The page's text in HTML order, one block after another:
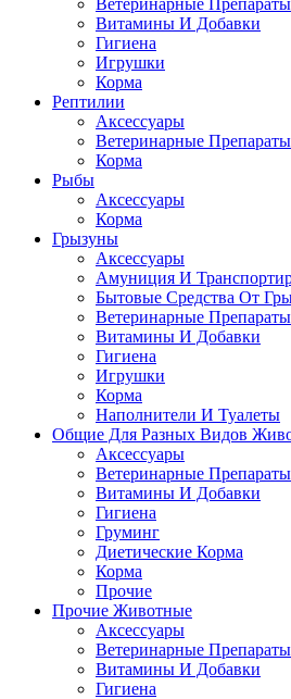
Ветеринарные Препараты
Витамины И Добавки
Гигиена
Игрушки
Корма
Рептилии
Аксессуары
Ветеринарные Препараты
Корма
Рыбы
Аксессуары
Корма
Грызуны
Аксессуары
Амуниция И
Бытовые Средства От
Ветеринарные Препараты
Витамины И Добавки
Гигиена
Игрушки
Корма
Наполнители И Туалеты
Общие Для Разных Видов
Аксессуары
Ветеринарные Препараты
Витамины И Добавки
Гигиена
Груминг
Диетические Корма
Корма
Прочие
Прочие Животные
Аксессуары
Ветеринарные Препараты
Витамины И Добавки
Гигиена